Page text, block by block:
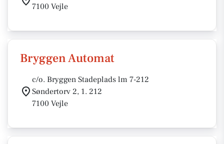
7100 Vejle
Bryggen Automat
c/o. Bryggen Stadeplads lm 7-212
Søndertorv 2, 1. 212
7100 Vejle